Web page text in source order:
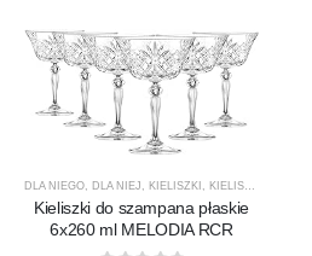
DLA NIEGO DLA NIEJ KIELISZKI KIELISZKI DO SZAMPANA
Kieliszki do szampana płaskie
6x260 ml MELODIA RCR